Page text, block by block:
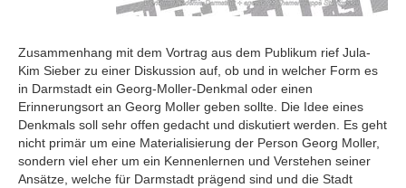
Zusammenhang mit dem Vortrag aus dem Publikum rief Jula-
Kim Sieber zu einer Diskussion auf, ob und in welcher Form es
in Darmstadt ein Georg-Moller-Denkmal oder einen
Erinnerungsort an Georg Moller geben sollte. Die Idee eines
Denkmals soll sehr offen gedacht und diskutiert werden. Es geht
nicht primär um eine Materialisierung der Person Georg Moller,
sondern viel eher um ein Kennenlernen und Verstehen seiner
Ansätze, welche für Darmstadt prägend sind und die Stadt